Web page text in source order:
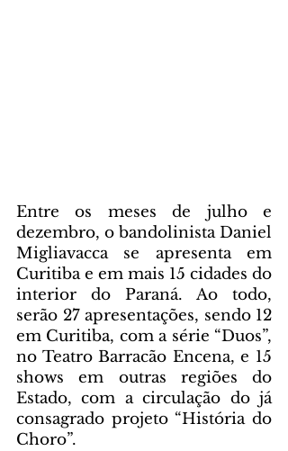
Entre os meses de julho e
dezembro, o bandolinista Daniel
Migliavacca se apresenta em
Curitiba e em mais 15 cidades do
interior do Paraná. Ao todo,
serão 27 apresentações, sendo 12
em Curitiba, com a série “Duos”,
no Teatro Barracão Encena, e 15
shows em outras regiões do
Estado, com a circulação do já
consagrado projeto “História do
Choro”.